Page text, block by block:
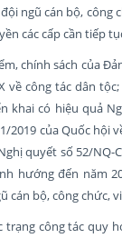
ngũ cán bộ,
các cấp cần tiếp
chính sách của
về công tác dân
khai có hiệu quả
2019 của Quốc
quyết số 52/
hướng đến năm
bộ, công chức,
công tác quy